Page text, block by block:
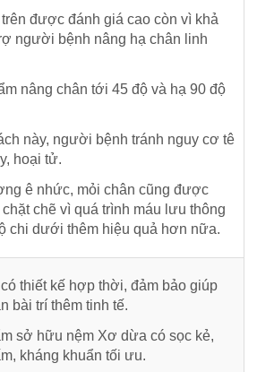
trên được đánh giá cao còn vì khả
người bệnh nâng hạ chân linh
nâng chân tới 45 độ và hạ 90 độ
này, người bệnh tránh nguy cơ tê
hoại tử.
ê nhức, mỏi chân cũng được
chặt chẽ vì quá trình máu lưu thông
chi dưới thêm hiệu quả hơn nữa.
thiết kế hợp thời, đảm bảo giúp
bài trí thêm tinh tế.
sở hữu nệm Xơ dừa có sọc kẻ,
kháng khuẩn tối ưu.